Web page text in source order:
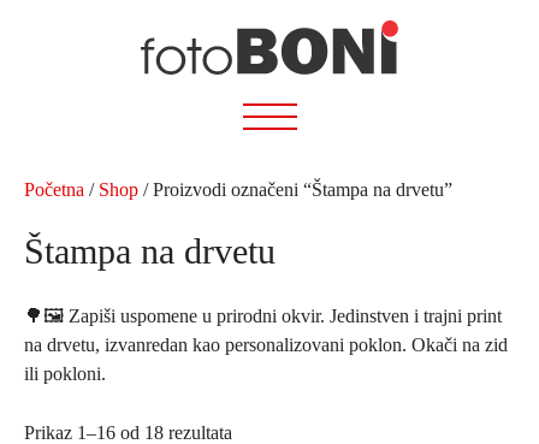
Početna / Shop / Proizvodi označeni “Štampa na drvetu”
Štampa na drvetu
🌳🖼️ Zapiši uspomene u prirodni okvir. Jedinstven i trajni print
na drvetu, izvanredan kao personalizovani poklon. Okači na zid
ili pokloni.
Prikaz 1–16 od 18 rezultata